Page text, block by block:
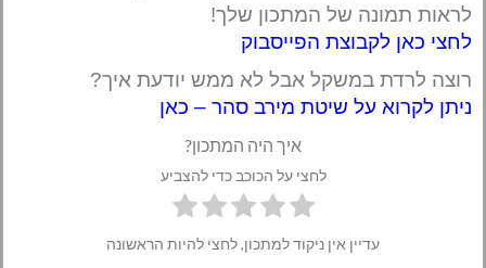
לראות תמונה של המתכון שלך!
לחצי כאן לקבוצת הפייסבוק
רוצה לרדת במשקל אבל לא ממש יודעת איך?
ניתן לקרוא על שיטת מירב סהר – כאן
איך היה המתכון?
לחצי על הכוכב כדי להצביע
עדיין אין ניקוד למתכון, לחצי להיות הראשונה